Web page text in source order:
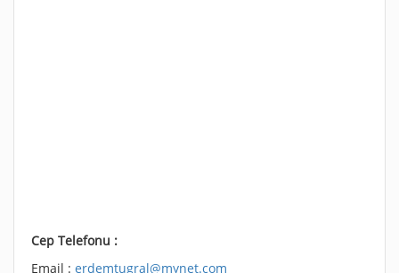
Cep Telefonu :
Email : erdemtugral@mynet.com